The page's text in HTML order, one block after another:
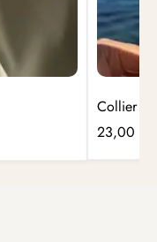
Collier
23,00